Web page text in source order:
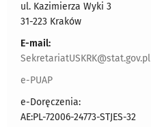
ul. Kazimierza Wyki 3
31-223 Kraków
E-mail:
SekretariatUSKRK@stat.gov.pl
e-PUAP
e-Doręczenia:
AE:PL-72006-24773-STJES-32